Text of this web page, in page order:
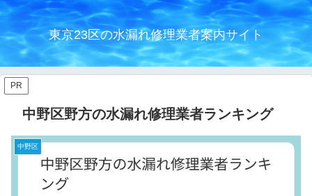
東京23区の水漏れ修理業者案内サイト
PR
中野区野方の水漏れ修理業者ランキング
中野区